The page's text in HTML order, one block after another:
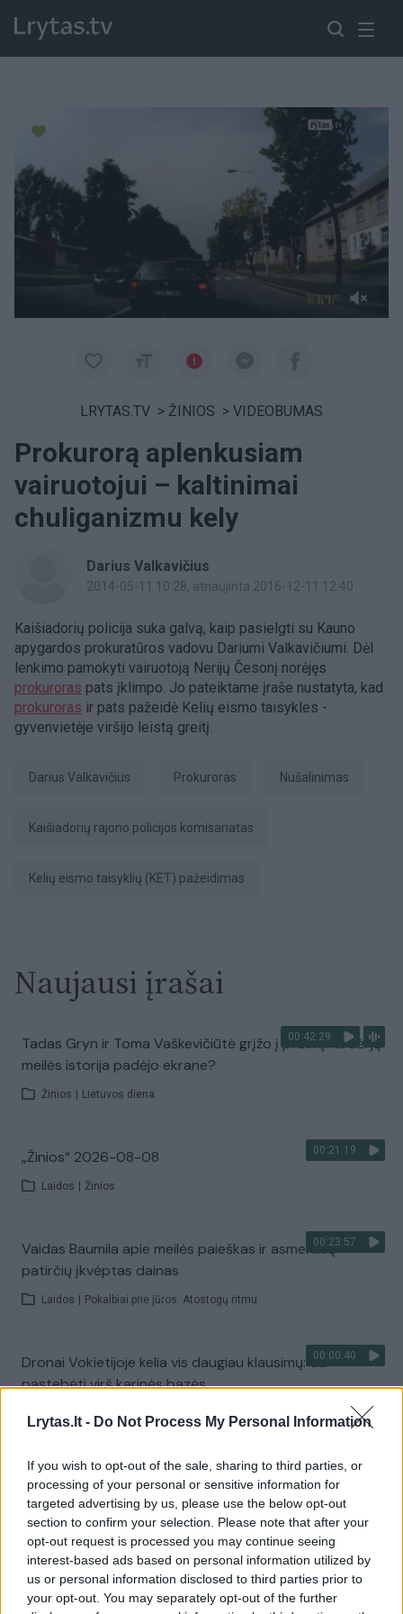
Lrytas.lt - Do Not Process My Personal Information
If you wish to opt-out of the sale, sharing to third parties, or
processing of your personal or sensitive information for
targeted advertising by us, please use the below opt-out
section to confirm your selection. Please note that after your
opt-out request is processed you may continue seeing
interest-based ads based on personal information utilized by
us or personal information disclosed to third parties prior to
your opt-out. You may separately opt-out of the further
LRYTAS.TV > ŽINIOS > VIDEOBUMAS
Prokurorą aplenkusiam
vairuotojui – kaltinimai
chuliganizmu kely
Darius Valkavičius
2014-05-11 10:28, atnaujinta 2016-12-11 12:40
Kaišiadorių policija suka galvą, kaip pasielgti su Kauno
apygardos prokuratūros vadovu Dariumi Valkavičiumi. Dėl
lenkimo pamokyti vairuotoją Nerijų Česonį norėjęs
prokuroras pats įklimpo. Jo pateiktame įraše nustatyta, kad
prokuroras ir pats pažeidė Kelių eismo taisykles -
gyvenvietėje viršijo leistą greitį.
Darius Valkavičius prokuroras nušalinimas
Kaišiadorių rajono policijos komisariatas
Kelių eismo taisyklių (KET) pažeidimas
Naujausi įrašai
00:42:29
Tadas Gryn ir Toma Vaškevičiūtė grįžo į praeitį: kodėl jų
meilės istorija padėjo ekrane?
Žinios Lietuvos diena
00:21:19
„Žinios“ 2026-08-08
Laidos Žinios
00:23:57
Vaidas Baumila apie meilės paieškas ir asmeninių
patirčių įkvėptas dainas
Laidos Pokalbiai prie jūros. Atostogų ritmu
00:00:40
Dronai Vokietijoje kelia vis daugiau klausimų: du
pastebėti virš karinės bazės
| Pasaulis
Visi įrašai
Žiūrimiausi įrašai